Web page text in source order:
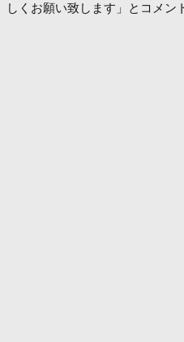
しくお願い致します」とコメン